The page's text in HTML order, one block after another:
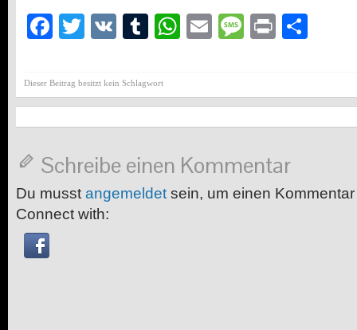
Facebook
Twitter
VK Tumblr
WhatsApp
EmailMessage
Print
Dieser Beitrag besitzt kein Schlagwort
Schreibe einen Kommentar
Du musst angemeldet sein, um einen
Connect with: